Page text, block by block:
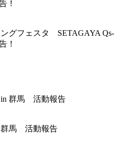
グフェスタ SETAGAYA Qs-
！
群馬 活動報告